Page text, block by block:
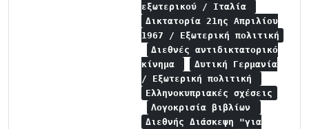
εξωτερικού / Ιταλία
Δικτατορία 21ης Απριλίου
1967 / Εξωτερική πολιτική
Διεθνές αντιδικτατορικό
κίνημα
Δυτική Γερμανία
/ Εξωτερική πολιτική
Ελληνοκυπριακές σχέσεις
Λογοκρισία βιβλίων
Διεθνής Διάσκεψη "για